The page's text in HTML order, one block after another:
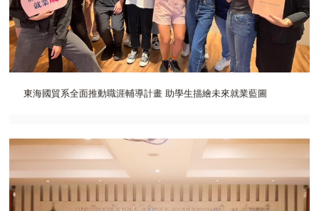
東海國貿系全面推動職涯輔導計畫 助學生描繪未來就業藍圖